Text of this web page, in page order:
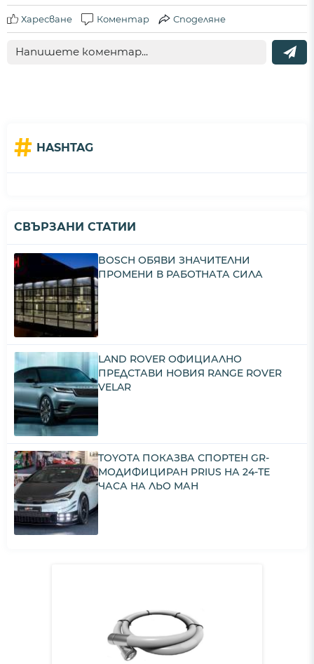
Харесване Коментар Споделяне
# HASHTAG
СВЪРЗАНИ СТАТИИ
BOSCH ОБЯВИ ЗНАЧИТЕЛНИ
ПРОМЕНИ В РАБОТНАТА СИЛА
LAND ROVER ОФИЦИАЛНО
ПРЕДСТАВИ НОВИЯ RANGE ROVER
VELAR
TOYOTA ПОКАЗВА СПОРТЕН GR-
МОДИФИЦИРАН PRIUS НА 24-ТЕ
ЧАСА НА ЛЬО МАН